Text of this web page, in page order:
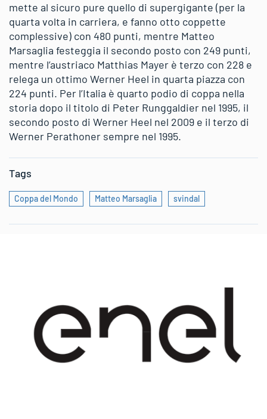
mette al sicuro pure quello di supergigante (per la
quarta volta in carriera, e fanno otto coppette
complessive) con 480 punti, mentre Matteo
Marsaglia festeggia il secondo posto con 249 punti,
mentre l’austriaco Matthias Mayer è terzo con 228 e
relega un ottimo Werner Heel in quarta piazza con
224 punti. Per l’Italia è quarto podio di coppa nella
storia dopo il titolo di Peter Runggaldier nel 1995, il
secondo posto di Werner Heel nel 2009 e il terzo di
Werner Perathoner sempre nel 1995.
Tags
Coppa del Mondo Matteo Marsaglia svindal